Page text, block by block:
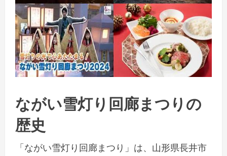
ながい雪灯り回廊まつりの
歴史
「ながい雪灯り回廊まつり」は、山形県長井市